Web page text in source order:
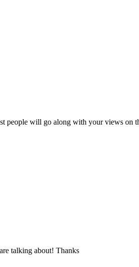
people will go along with your views on
talking about! Thanks